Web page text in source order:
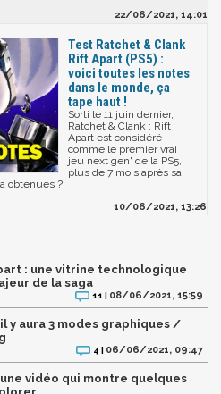
22/06/2021, 14:01
Test Ratchet & Clank
Rift Apart (PS5) :
voici toutes les notes
dans le monde, ça
tape haut !
Sorti le 11 juin dernier,
Ratchet & Clank : Rift
Apart est considéré
comme le premier vrai
jeu next gen' de la PS5,
plus de 7 mois après sa
obtenues ?
10/06/2021, 13:26
: une vitrine technologique
de la saga
11 | 08/06/2021, 15:59
y aura 3 modes graphiques /
4 | 06/06/2021, 09:47
vidéo qui montre quelques